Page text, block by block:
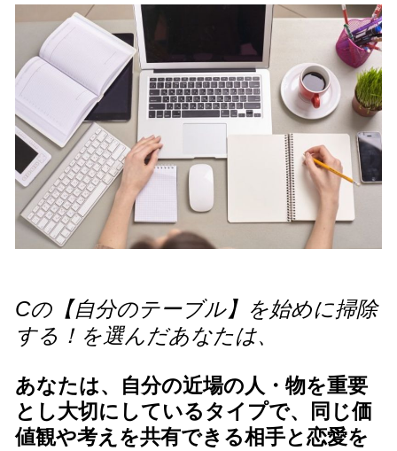
Cの【自分のテーブル】を始めに掃除
する！を選んだあなたは、
あなたは、自分の近場の人・物を重要
とし大切にしているタイプで、同じ価
値観や考えを共有できる相手と恋愛を